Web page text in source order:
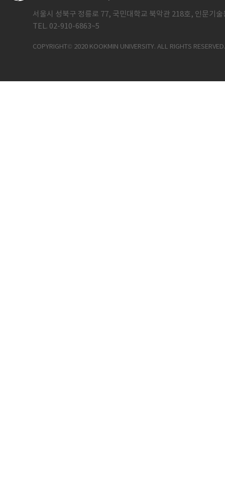
서울시 성북구 정릉로 77, 국민대학교 북악관 218호, 인문기
TEL. 02-910-6863~5
COPYRIGHT© 2020 KOOKMIN UNIVERSITY. ALL RIGHTS RESERVED.